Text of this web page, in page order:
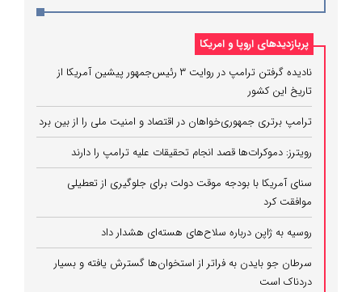
پربازدیدهای اروپا و امریکا
نادیده گرفتن ترامپ در روایت ۳ رئیس‌جمهور پیشین آمریکا از
تاریخ این کشور
ترامپ برتری جمهوری‌خواهان در اقتصاد و امنیت ملی را از بین برد
رویترز: دموکرات‌ها قصد انجام تحقیقات علیه ترامپ را دارند
سنای آمریکا با بودجه موقت دولت برای جلوگیری از تعطیلی
موافقت کرد
روسیه به ژاپن درباره سلاح‌های هسته‌ای هشدار داد
سرطان جو بایدن به فراتر از استخوان‌ها گسترش یافته و بسیار
دردناک است